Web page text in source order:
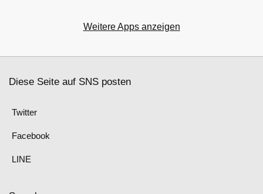
Weitere Apps anzeigen
Diese Seite auf SNS posten
Twitter
Facebook
LINE